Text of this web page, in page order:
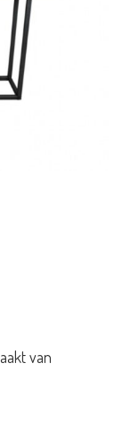
van